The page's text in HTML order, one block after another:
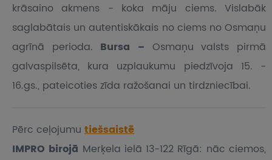
krāsaino akmens - koka māju ciems.Vislabāk
saglabātais un autentiskākais no ciems no Osmaņu
agrīnā perioda. Bursa – Osmaņu valsts pirmā
galvaspilsēta, kura uzplaukumu piedzīvoja 15. -
16.gs., pateicoties zīda ražošanai un tirdzniecībai.
Pērc ceļojumu tiešsaistē
IMPRO birojā Merķela ielā 13-122 Rīgā: nāc ciemos,